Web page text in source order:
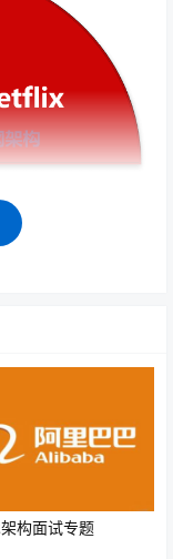
源软件：Eureka,
最重要的核心组
构面试专题